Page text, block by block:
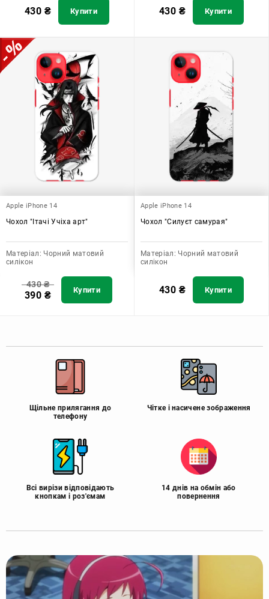
430 ₴ Купити 430 ₴ Купити
Apple iPhone 14
Чохол "Ітачі Учіха арт"
Матеріал: Чорний матовий
силікон
430₴
390 ₴ Купити
Apple iPhone 14
Чохол "Силуєт самурая"
Матеріал: Чорний матовий
силікон
430 ₴ Купити
Щільне прилягання до
телефону
Чітке і насичене зображення
Всі вирізи відповідають
кнопкам і роз'ємам
14 днів на обмін або
повернення